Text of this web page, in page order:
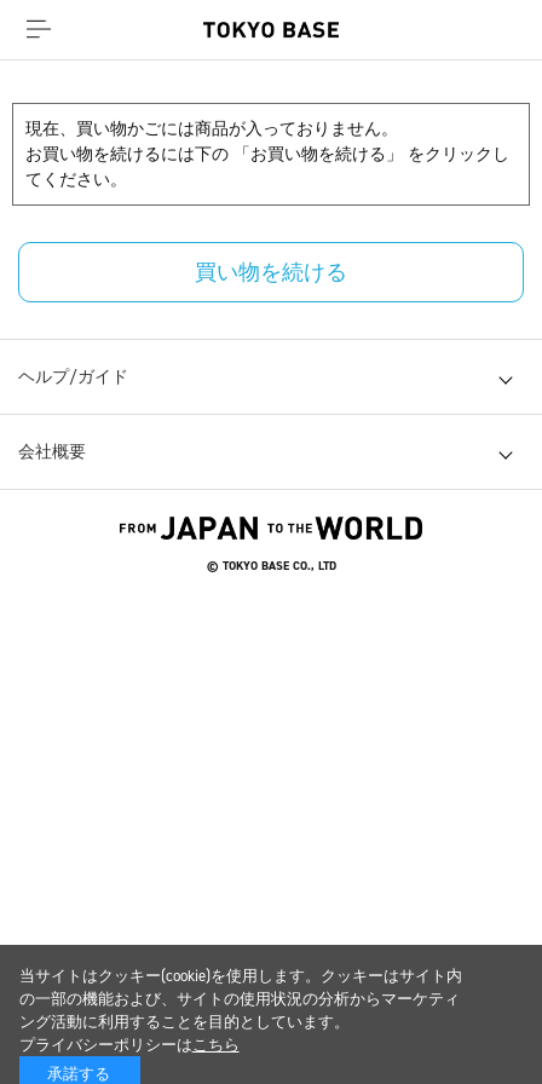
現在、買い物かごには商品が入っておりません。
お買い物を続けるには下の 「お買い物を続ける」 をクリックし
てください。
買い物を続ける
ヘルプ/ガイド
会社概要
© TOKYO BASE CO., LTD
当サイトはクッキー(cookie)を使用します。クッキーはサイト内
の一部の機能および、サイトの使用状況の分析からマーケティ
ング活動に利用することを目的としています。
プライバシーポリシーはこちら
承諾する